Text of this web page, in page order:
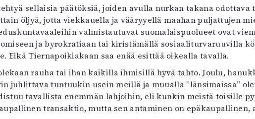
5/2025 saame
5/2025
Lehtiarkisto
Mediatiedot
Kaltio ry
sellaisia päätöksiä, joiden avulla nurkan takana
öljyä, jotta viekkauella ja vääryyellä maahan puljattujen
valmistautuvat suomalaispuolueet ovat
ja byrokratiaan tai kiristämällä sosiaaliturvaruuvilla
Eikä Tiernapoikiakaan saa enää esittää oikealla tavalla.
rauha tai ihan kaikilla ihmisillä hyvä tahto. Joulu,
juhlittava tuntuukin usein meillä ja muualla ”länsimaissa”
tavallista enemmän lahjoihin, eli kunkin meistä toisille
transaktio, mutta sen antaminen on